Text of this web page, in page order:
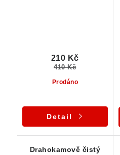
Prodáno
210 Kč
410 Kč
Detail
Drahokamově čistý